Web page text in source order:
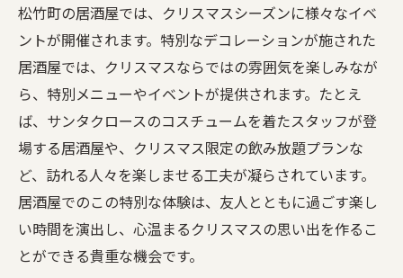
松竹町の居酒屋では、クリスマスシーズンに様々なイベ
ントが開催されます。特別なデコレーションが施された
居酒屋では、クリスマスならではの雰囲気を楽しみなが
ら、特別メニューやイベントが提供されます。たとえ
ば、サンタクロースのコスチュームを着たスタッフが登
場する居酒屋や、クリスマス限定の飲み放題プランな
ど、訪れる人々を楽しませる工夫が凝らされています。
居酒屋でのこの特別な体験は、友人とともに過ごす楽し
い時間を演出し、心温まるクリスマスの思い出を作るこ
とができる貴重な機会です。